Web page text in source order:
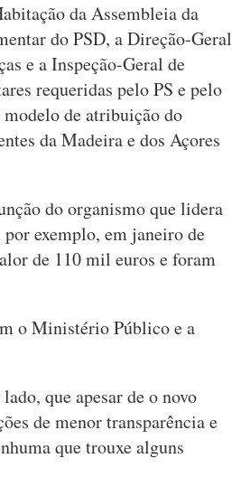
da Assembleia da
do PSD, a Direção-Geral
e a Inspeção-Geral de
requeridas pelo PS e pelo
de atribuição do
da Madeira e dos Açores
do organismo que lidera
exemplo, em janeiro de
de 110 mil euros e foram
o Ministério Público e a
que apesar de o novo
de menor transparência e
que trouxe alguns